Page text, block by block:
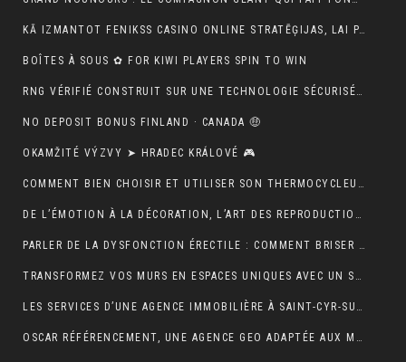
KĀ IZMANTOT FENIKSS CASINO ONLINE STRATĒĢIJAS, LAI PALIELINĀTU IZREDZES
BOÎTES À SOUS ✿ FOR KIWI PLAYERS SPIN TO WIN
RNG VÉRIFIÉ CONSTRUIT SUR UNE TECHNOLOGIE SÉCURISÉE 🚀 IN NEW ZEALAND START SPINNING
NO DEPOSIT BONUS FINLAND · CANADA 🤑
OKAMŽITÉ VÝZVY ➤ HRADEC KRÁLOVÉ 🎮
COMMENT BIEN CHOISIR ET UTILISER SON THERMOCYCLEUR AU LABORATOIRE
DE L’ÉMOTION À LA DÉCORATION, L’ART DES REPRODUCTIONS QUI DONNENT VIE À VOS MURS
PARLER DE LA DYSFONCTION ÉRECTILE : COMMENT BRISER LE TABOU ?
TRANSFORMEZ VOS MURS EN ESPACES UNIQUES AVEC UN STICKERS PERSONNALISÉ C-STICKERS
LES SERVICES D’UNE AGENCE IMMOBILIÈRE À SAINT-CYR-SUR-MER EXPLIQUÉS EN DÉTAIL
OSCAR RÉFÉRENCEMENT, UNE AGENCE GEO ADAPTÉE AUX MOTEURS GÉNÉRATIFS